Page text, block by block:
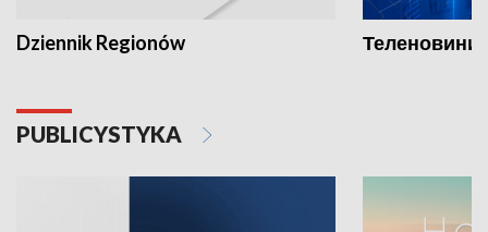
Dziennik Regionów Теленовини
PUBLICYSTYKA